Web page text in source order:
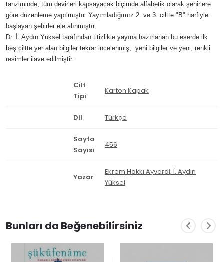
tanziminde, tüm devirleri kapsayacak biçimde alfabetik olarak şehirlere
göre düzenleme yapılmıştır. Yayımladığımız 2. ve 3. ciltte "B" harfiyle
başlayan şehirler ele alınmıştır.
Dr. İ. Aydın Yüksel tarafından titizlikle yayına hazırlanan bu eserde ilk
beş ciltte yer alan bilgiler tekrar incelenmiş, yeni bilgiler ve yeni, renkli
resimler ilave edilmiştir.
Cilt
Tipi
Karton Kapak
Dil Türkçe
Sayfa
Sayısı
456
Yazar
Ekrem Hakkı Ayverdi, İ. Aydın
Yüksel
Bunları da Beğenebilirsiniz